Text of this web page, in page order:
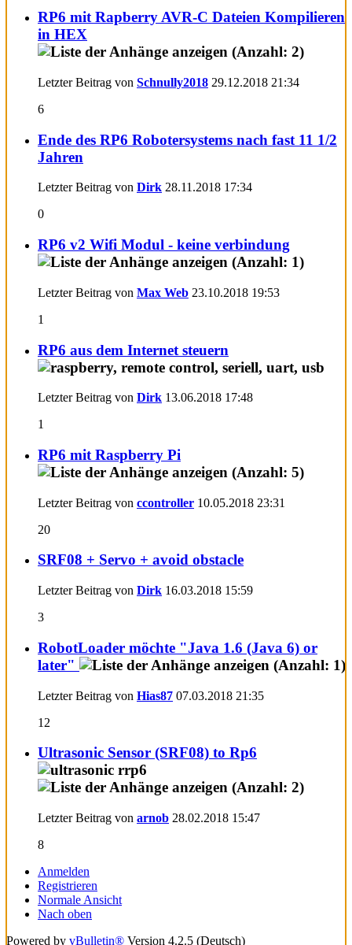
RP6 mit Rapberry AVR-C Dateien Kompilieren
in HEX
Letzter Beitrag von Schnully2018 29.12.2018 21:34
6
Ende des RP6 Robotersystems nach fast 11 1/2
Jahren
Letzter Beitrag von Dirk 28.11.2018 17:34
0
RP6 v2 Wifi Modul - keine verbindung
Letzter Beitrag von Max Web 23.10.2018 19:53
1
RP6 aus dem Internet steuern
Letzter Beitrag von Dirk 13.06.2018 17:48
1
RP6 mit Raspberry Pi
Letzter Beitrag von ccontroller 10.05.2018 23:31
20
SRF08 + Servo + avoid obstacle
Letzter Beitrag von Dirk 16.03.2018 15:59
3
RobotLoader möchte "Java 1.6 (Java 6) or
later"
Letzter Beitrag von Hias87 07.03.2018 21:35
12
Ultrasonic Sensor (SRF08) to Rp6
Letzter Beitrag von arnob 28.02.2018 15:47
8
Anmelden
Registrieren
Normale Ansicht
Nach oben
Powered by vBulletin® Version 4.2.5 (Deutsch)